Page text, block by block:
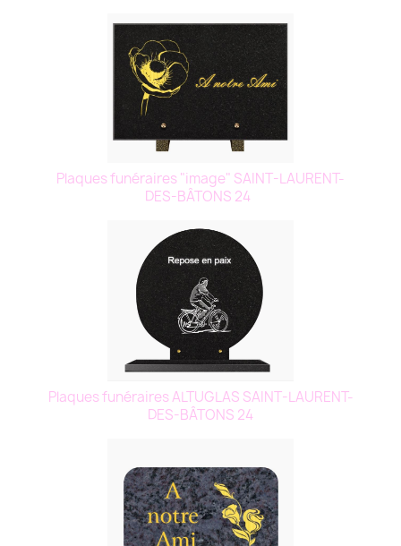
Plaques funéraires "image" SAINT-LAURENT-
DES-BÂTONS 24
Plaques funéraires ALTUGLAS SAINT-LAURENT-
DES-BÂTONS 24